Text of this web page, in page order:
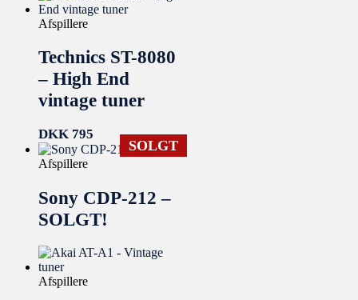
Afspillere
Technics ST-8080
– High End
vintage tuner
DKK 795
SOLGT
Afspillere
Sony CDP-212 –
SOLGT!
Afspillere